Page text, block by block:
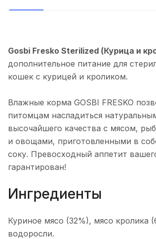
Gosbi Fresko Sterilized (Курица и
дополнительное питание для
кошек с курицей и кроликом.
Влажные корма GOSBI FRESKO
питомцам насладиться
высочайшего качества с мясом,
и овощами, приготовленными в
соку. Превосходный аппетит
гарантирован!
Ингредиенты
Куриное мясо (32%), мясо кролика
водоросли.